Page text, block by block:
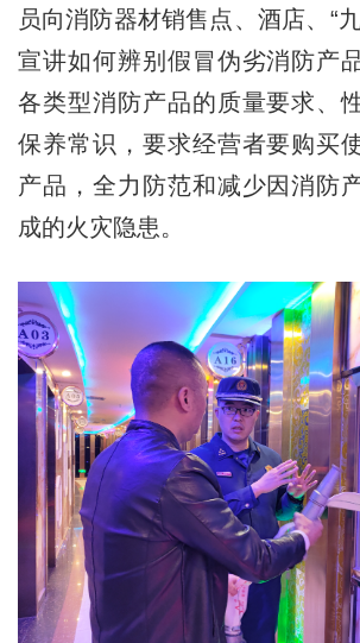
员向消防器材销售点、酒店、“
宣讲如何辨别假冒伪劣消防产
各类型消防产品的质量要求、
保养常识，要求经营者要购买
产品，全力防范和减少因消防
成的火灾隐患。